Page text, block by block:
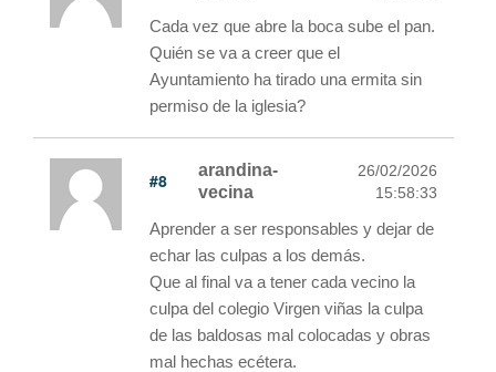
Cada vez que abre la boca sube el pan.
Quién se va a creer que el
Ayuntamiento ha tirado una ermita sin
permiso de la iglesia?
#8
arandina-
vecina
26/02/2026
15:58:33
Aprender a ser responsables y dejar de
echar las culpas a los demás.
Que al final va a tener cada vecino la
culpa del colegio Virgen viñas la culpa
de las baldosas mal colocadas y obras
mal hechas ecétera.